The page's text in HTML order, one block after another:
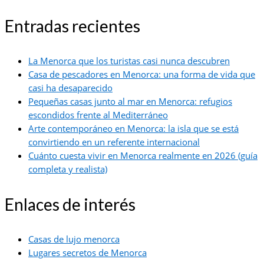
Entradas recientes
La Menorca que los turistas casi nunca descubren
Casa de pescadores en Menorca: una forma de vida que
casi ha desaparecido
Pequeñas casas junto al mar en Menorca: refugios
escondidos frente al Mediterráneo
Arte contemporáneo en Menorca: la isla que se está
convirtiendo en un referente internacional
Cuánto cuesta vivir en Menorca realmente en 2026 (guía
completa y realista)
Enlaces de interés
Casas de lujo menorca
Lugares secretos de Menorca